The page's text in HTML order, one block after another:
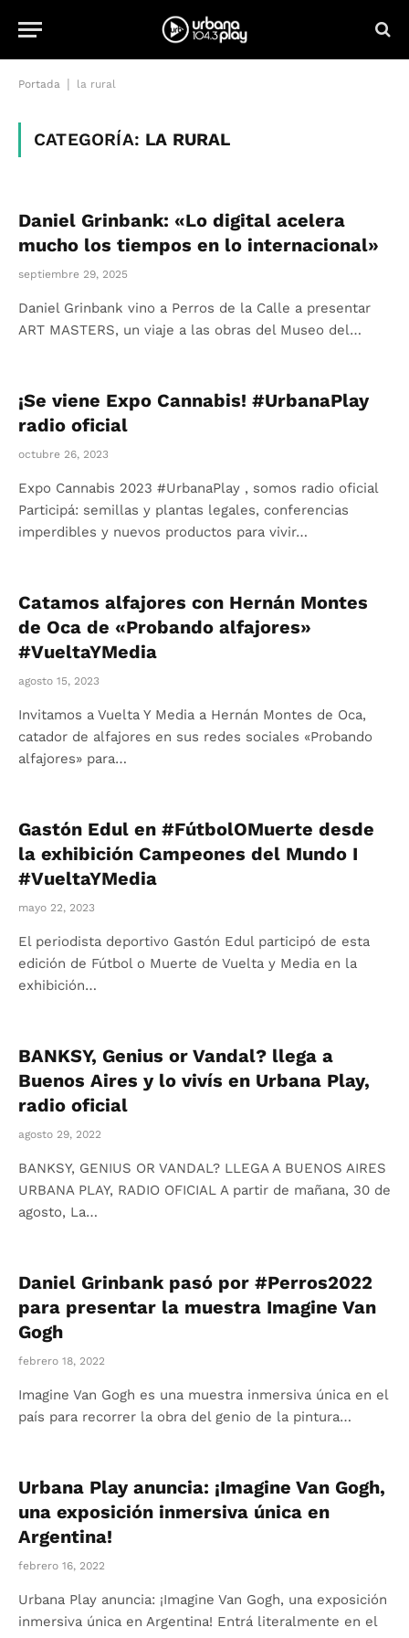
Portada la rural
CATEGORÍA: LA RURAL
Daniel Grinbank: «Lo digital acelera
mucho los tiempos en lo internacional»
septiembre 29, 2025
Daniel Grinbank vino a Perros de la Calle a presentar
ART MASTERS, un viaje a las obras del Museo del…
¡Se viene Expo Cannabis! #UrbanaPlay
radio oficial
octubre 26, 2023
Expo Cannabis 2023 #UrbanaPlay , somos radio oficial
Participá: semillas y plantas legales, conferencias
imperdibles y nuevos productos para vivir…
Catamos alfajores con Hernán Montes
de Oca de «Probando alfajores»
#VueltaYMedia
agosto 15, 2023
Invitamos a Vuelta Y Media a Hernán Montes de Oca,
catador de alfajores en sus redes sociales «Probando
alfajores» para…
Gastón Edul en #FútbolOMuerte desde
la exhibición Campeones del Mundo I
#VueltaYMedia
mayo 22, 2023
El periodista deportivo Gastón Edul participó de esta
edición de Fútbol o Muerte de Vuelta y Media en la
exhibición…
BANKSY, Genius or Vandal? llega a
Buenos Aires y lo vivís en Urbana Play,
radio oficial
agosto 29, 2022
BANKSY, GENIUS OR VANDAL? LLEGA A BUENOS AIRES
URBANA PLAY, RADIO OFICIAL A partir de mañana, 30 de
agosto, La…
Daniel Grinbank pasó por #Perros2022
para presentar la muestra Imagine Van
Gogh
febrero 18, 2022
Imagine Van Gogh es una muestra inmersiva única en el
país para recorrer la obra del genio de la pintura…
Urbana Play anuncia: ¡Imagine Van Gogh,
una exposición inmersiva única en
Argentina!
febrero 16, 2022
Urbana Play anuncia: ¡Imagine Van Gogh, una exposición
inmersiva única en Argentina! Entrá literalmente en el